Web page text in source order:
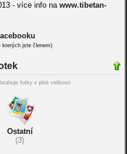
- více info na www.tibetan-
kterých jste členem)
fotky v plné velikosti
Ostatní
(3)